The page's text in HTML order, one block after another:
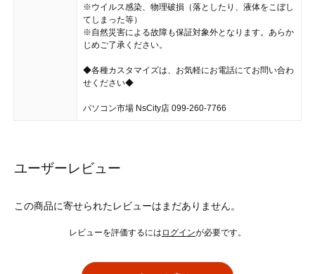
※ウイルス感染、物理破損（落としたり、液体をこぼし
てしまった等）
※自然災害による故障も保証対象外となります。あらか
じめご了承ください。
◆各種カスタマイズは、お気軽にお電話にてお問い合わ
せください◆
パソコン市場 NsCity店 099-260-7766
ユーザーレビュー
この商品に寄せられたレビューはまだありません。
レビューを評価するには ログインが必要です。